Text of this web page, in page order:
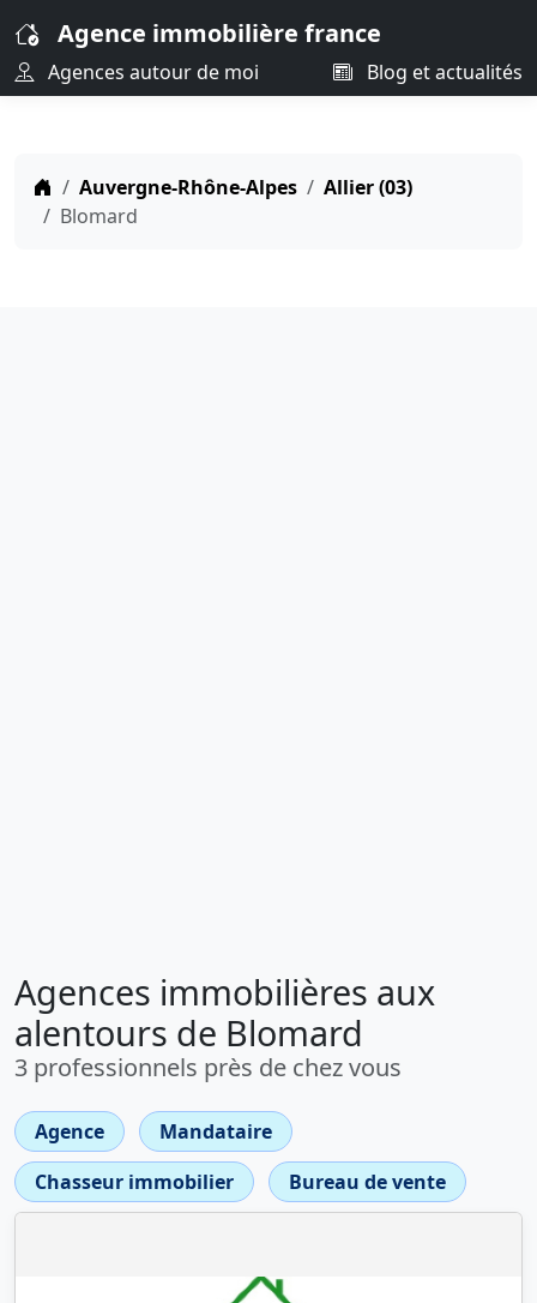
Agence immobilière france
Agences autour de moi Blog et actualités
Auvergne-Rhône-Alpes
Allier (03)
Blomard
Agences immobilières aux
alentours de Blomard
3 professionnels près de chez vous
Agence
Mandataire
Chasseur immobilier
Bureau de vente